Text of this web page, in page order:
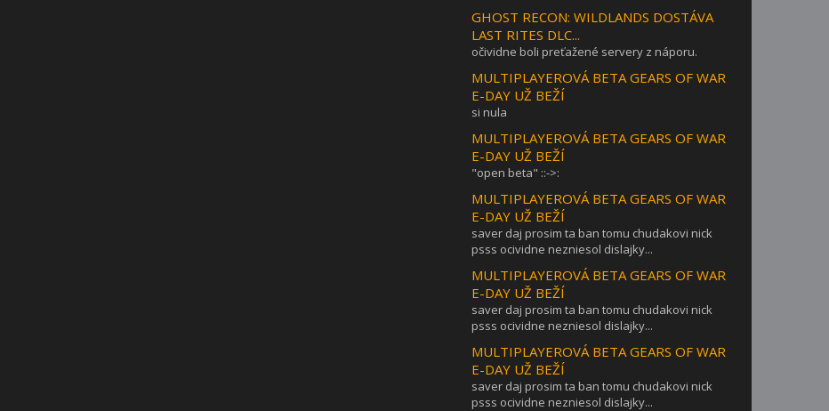
GHOST RECON: WILDLANDS DOSTÁVA
LAST RITES DLC...
očividne boli preťažené servery z náporu.
MULTIPLAYEROVÁ BETA GEARS OF WAR
E-DAY UŽ BEŽÍ
si nula
MULTIPLAYEROVÁ BETA GEARS OF WAR
E-DAY UŽ BEŽÍ
"open beta" ::->:
MULTIPLAYEROVÁ BETA GEARS OF WAR
E-DAY UŽ BEŽÍ
saver daj prosim ta ban tomu chudakovi nick
psss ocividne nezniesol dislajky...
MULTIPLAYEROVÁ BETA GEARS OF WAR
E-DAY UŽ BEŽÍ
saver daj prosim ta ban tomu chudakovi nick
psss ocividne nezniesol dislajky...
MULTIPLAYEROVÁ BETA GEARS OF WAR
E-DAY UŽ BEŽÍ
saver daj prosim ta ban tomu chudakovi nick
psss ocividne nezniesol dislajky...